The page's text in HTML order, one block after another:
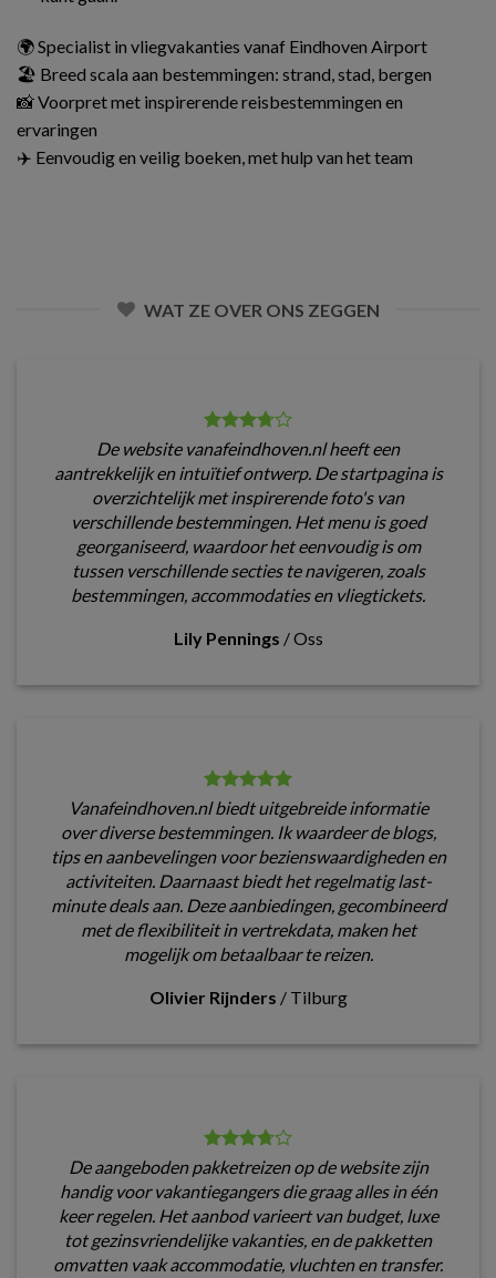
🌍 Specialist in vliegvakanties vanaf Eindhoven Airport
🏖️ Breed scala aan bestemmingen: strand, stad, bergen
📸 Voorpret met inspirerende reisbestemmingen en
ervaringen
✈️ Eenvoudig en veilig boeken, met hulp van het team
WAT ZE OVER ONS ZEGGEN
De website vanafeindhoven.nl heeft een
aantrekkelijk en intuïtief ontwerp. De startpagina is
overzichtelijk met inspirerende foto's van
verschillende bestemmingen. Het menu is goed
georganiseerd, waardoor het eenvoudig is om
tussen verschillende secties te navigeren, zoals
bestemmingen, accommodaties en vliegtickets.
Lily Pennings /Oss
Vanafeindhoven.nl biedt uitgebreide informatie
over diverse bestemmingen. Ik waardeer de blogs,
tips en aanbevelingen voor bezienswaardigheden en
activiteiten. Daarnaast biedt het regelmatig last-
minute deals aan. Deze aanbiedingen, gecombineerd
met de flexibiliteit in vertrekdata, maken het
mogelijk om betaalbaar te reizen.
Olivier Rijnders / Tilburg
De aangeboden pakketreizen op de website zijn
handig voor vakantiegangers die graag alles in één
keer regelen. Het aanbod varieert van budget, luxe
tot gezinsvriendelijke vakanties, en de pakketten
omvatten vaak accommodatie, vluchten en transfer.